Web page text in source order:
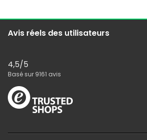
Avis réels des utilisateurs
4,5/5
Basé sur 9161 avis